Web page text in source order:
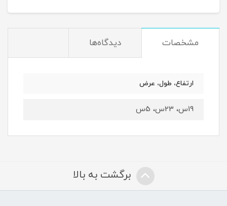
مشخصات دیدگاه‌ها
ارتفاع، طول، عرض
19س، 23س، 5س
برگشت به بالا